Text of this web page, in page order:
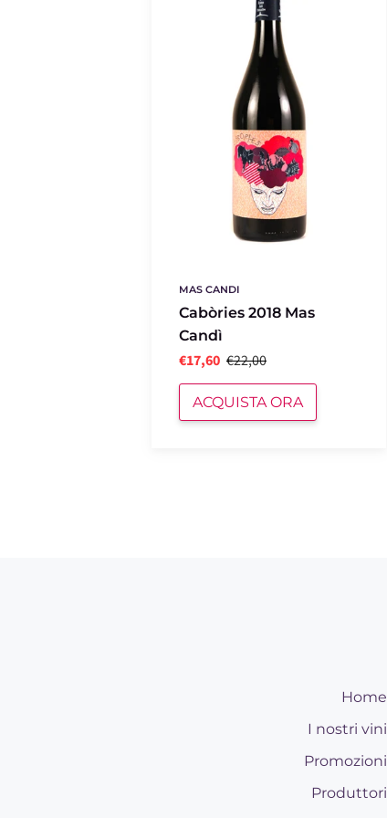
MAS CANDI
Cabòries 2018 Mas
Candì
€17,60 €22,00
ACQUISTA ORA
Home
I nostri vini
Promozioni
Produttori